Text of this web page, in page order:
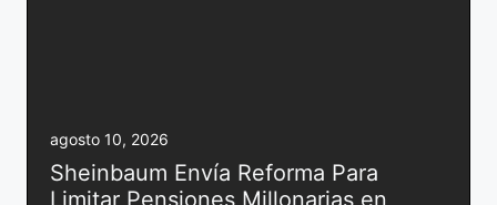
agosto 10, 2026
Sheinbaum Envía Reforma Para
Limitar Pensiones Millonarias en